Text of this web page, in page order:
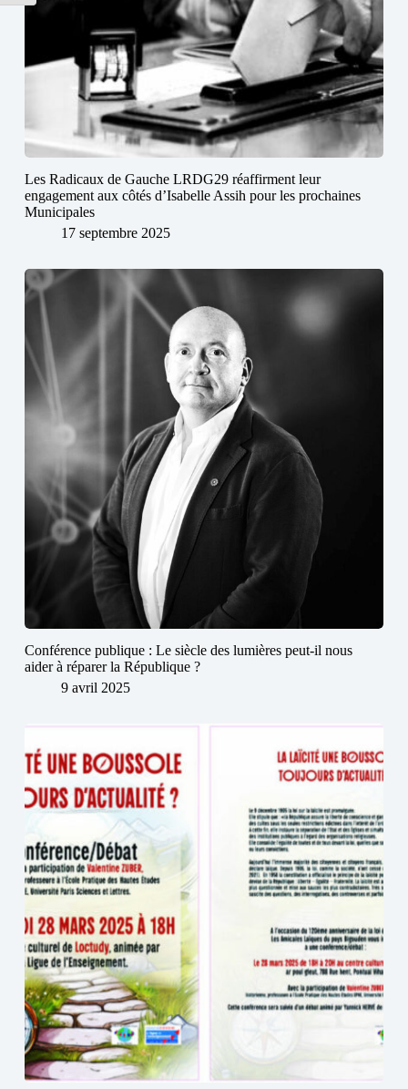
Les Radicaux de Gauche LRDG29 réaffirment leur
engagement aux côtés d’Isabelle Assih pour les prochaines
Municipales
17 septembre 2025
Conférence publique : Le siècle des lumières peut-il nous
aider à réparer la République ?
9 avril 2025